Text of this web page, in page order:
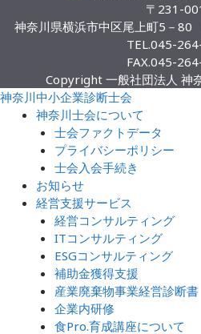
〒231-
神奈川県横浜市中区尾上町5－
TEL.045-
FAX.045-
Copyright 一般社団法人 神
神奈川中小企業診断士会
神奈川士会について
士会ファクトデータ
プライバシーポリシー
士会入会手続き
お知らせ
経営支援サービス
経営コンサルティング
ITコンサルティング
ESGコンサルティング
補助金獲得支援
産業廃棄物事業経営診断書
企業内研修
食Pro.育成講座について